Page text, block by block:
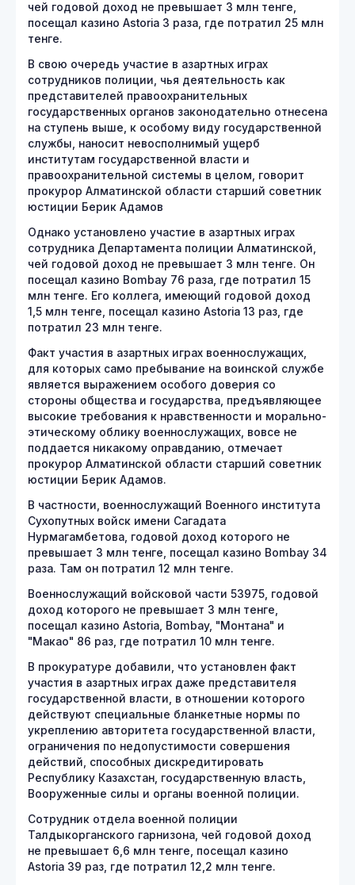
чей годовой доход не превышает 3 млн тенге,
посещал казино Astoria 3 раза, где потратил 25 млн
тенге.
В свою очередь участие в азартных играх
сотрудников полиции, чья деятельность как
представителей правоохранительных
государственных органов законодательно отнесена
на ступень выше, к особому виду государственной
службы, наносит невосполнимый ущерб
институтам государственной власти и
правоохранительной системы в целом, говорит
прокурор Алматинской области старший советник
юстиции Берик Адамов
Однако установлено участие в азартных играх
сотрудника Департамента полиции Алматинской,
чей годовой доход не превышает 3 млн тенге. Он
посещал казино Bombay 76 раза, где потратил 15
млн тенге. Его коллега, имеющий годовой доход
1,5 млн тенге, посещал казино Astoria 13 раз, где
потратил 23 млн тенге.
Факт участия в азартных играх военнослужащих,
для которых само пребывание на воинской службе
является выражением особого доверия со
стороны общества и государства, предъявляющее
высокие требования к нравственности и морально-
этическому облику военнослужащих, вовсе не
поддается никакому оправданию, отмечает
прокурор Алматинской области старший советник
юстиции Берик Адамов.
В частности, военнослужащий Военного института
Сухопутных войск имени Сагадата
Нурмагамбетова, годовой доход которого не
превышает 3 млн тенге, посещал казино Bombay 34
раза. Там он потратил 12 млн тенге.
Военнослужащий войсковой части 53975, годовой
доход которого не превышает 3 млн тенге,
посещал казино Astoria, Bombay, "Монтана" и
"Макао" 86 раз, где потратил 10 млн тенге.
В прокуратуре добавили, что установлен факт
участия в азартных играх даже представителя
государственной власти, в отношении которого
действуют специальные бланкетные нормы по
укреплению авторитета государственной власти,
ограничения по недопустимости совершения
действий, способных дискредитировать
Республику Казахстан, государственную власть,
Вооруженные силы и органы военной полиции.
Сотрудник отдела военной полиции
Талдыкорганского гарнизона, чей годовой доход
не превышает 6,6 млн тенге, посещал казино
Astoria 39 раз, где потратил 12,2 млн тенге.